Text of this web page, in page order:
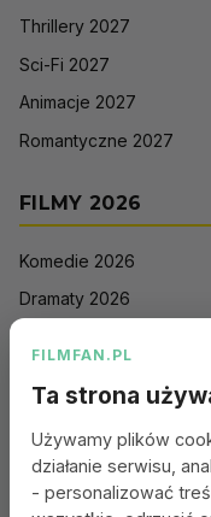
Thrillery 2027
Sci-Fi 2027
Animacje 2027
Romantyczne 2027
FILMY 2026
Komedie 2026
Dramaty 2026
Sci-Fi 2026
Animacje 2026
FILMFAN.PL
Ta strona
Używamy plików
działanie serwisu,
- personalizować